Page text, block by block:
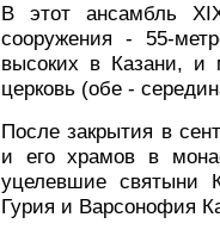
В этот ансамбль
сооружения - 55-
высоких в Казани, и
церковь (обе -
После закрытия в
и его храмов в
уцелевшие святыни
Гурия и Варсонофия